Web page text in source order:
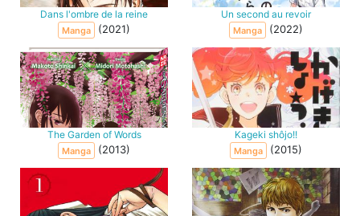
Dans l'ombre de la reine
Manga (2021)
Un second au revoir
Manga (2022)
The Garden of Words
Manga (2013)
Kageki shôjo!!
Manga (2015)